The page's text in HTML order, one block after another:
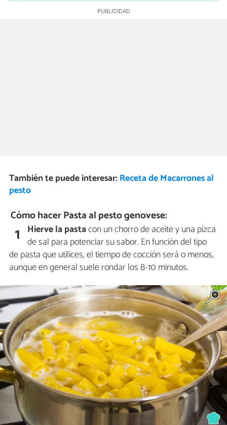
También te puede interesar: Receta de Macarrones al
pesto
Cómo hacer Pasta al pesto genovese:
1 Hierve la pastacon un chorro de aceite y una pizca
de sal para potenciar su sabor. En función del tipo
de pasta que utilices, el tiempo de cocción será o menos,
aunque en general suele rondar los 8-10 minutos.